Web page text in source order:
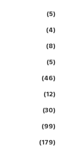
(5)
(4)
(8)
(5)
(46)
(12)
(30)
(99)
(179)